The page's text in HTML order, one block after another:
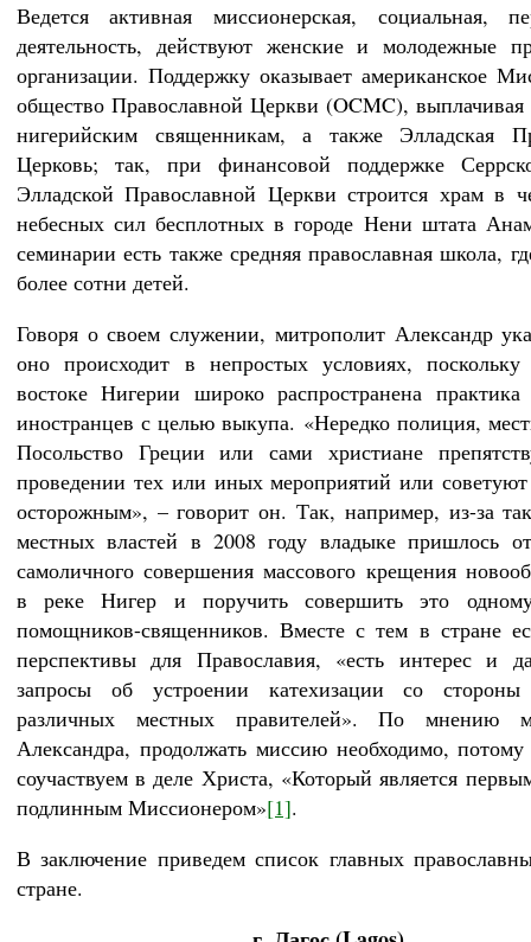
Ведется активная миссионерская, социальная,
деятельность, действуют женские и молодежные
организации. Поддержку оказывает американское
общество Православной Церкви (OCMC), выплачивая
нигерийским священникам, а также Элладская
Церковь; так, при финансовой поддержке
Элладской Православной Церкви строится храм в
небесных сил бесплотных в городе Нени штата
семинарии есть также средняя православная школа,
более сотни детей.
Говоря о своем служении, митрополит Александр
оно происходит в непростых условиях,
востоке Нигерии широко распространена
иностранцев с целью выкупа. «Нередко полиция,
Посольство Греции или сами христиане
проведении тех или иных мероприятий или
осторожным», – говорит он. Так, например, из-за
местных властей в 2008 году владыке пришлось
самоличного совершения массового крещения
в реке Нигер и поручить совершить это
помощников-священников. Вместе с тем в стране
перспективы для Православия, «есть интерес и
запросы об устроении катехизации со
различных местных правителей». По мнению
Александра, продолжать миссию необходимо,
соучаствуем в деле Христа, «Который является
подлинным Миссионером»[1].
В заключение приведем список главных
стране.